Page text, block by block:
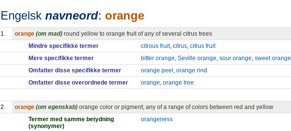
Engelsk navneord: orange
1. orange (om mad) round yellow to orange fruit of any of several citrus trees
Mindre specifikke termer
citrous fruit, citrus, citrus fruit
Mere specifikke termer
bitter orange, Seville orange, sour orange, sweet orange
Omfatter disse specifikke termer
orange peel , orange rind
Omfatter disse overordnede termer
orange, orange tree
2. orange (om egenskab) orange color or pigment; any of a range of colors between red and yellow
Termer med samme betydning
(synonymer)
orangeness